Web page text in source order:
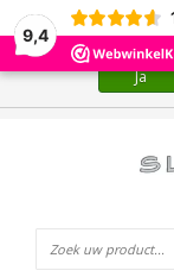
9,4Wij slaan cookies
Ja